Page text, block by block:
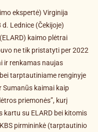
ekspertė) Virginija
Lednice (Čekijoje)
kaimo plėtrai
ne tik pristatyti per 2022
ir renkamas naujas
tarptautiniame renginyje
Sumanūs kaimai kaip
priemonės”, kurį
su ELARD bei kitomis
pirmininkė (tarptautinio